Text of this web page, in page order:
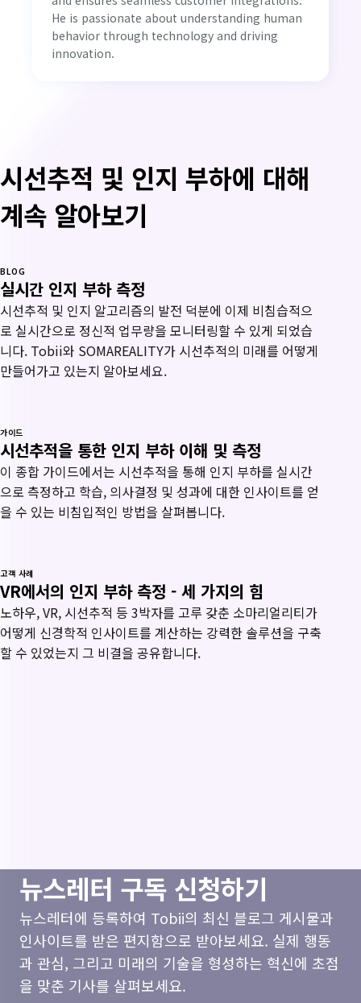
He is passionate about understanding human
behavior through technology and driving
innovation.
시선추적 및 인지 부하에 대해
계속 알아보기
BLOG
실시간 인지 부하 측정
시선추적 및 인지 알고리즘의 발전 덕분에 이제 비침습적으
로 실시간으로 정신적 업무량을 모니터링할 수 있게 되었습
니다. Tobii와 SOMAREALITY가 시선추적의 미래를 어떻게
만들어가고 있는지 알아보세요.
가이드
시선추적을 통한 인지 부하 이해 및 측정
이 종합 가이드에서는 시선추적을 통해 인지 부하를 실시간
으로 측정하고 학습, 의사결정 및 성과에 대한 인사이트를 얻
을 수 있는 비침입적인 방법을 살펴봅니다.
고객 사례
VR에서의 인지 부하 측정 - 세 가지의 힘
노하우, VR, 시선추적 등 3박자를 고루 갖춘 소마리얼리티가
어떻게 신경학적 인사이트를 계산하는 강력한 솔루션을 구축
할 수 있었는지 그 비결을 공유합니다.
뉴스레터 구독 신청하기
뉴스레터에 등록하여 Tobii의 최신 블로그 게시물과
인사이트를 받은 편지함으로 받아보세요. 실제 행동
과 관심, 그리고 미래의 기술을 형성하는 혁신에 초점
을 맞춘 기사를 살펴보세요.